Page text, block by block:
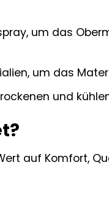
um das
um das
und
auf Komfort,